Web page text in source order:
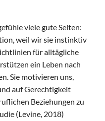
viele gute Seiten:
weil wir sie instinktiv
für alltägliche
ein Leben nach
Sie motivieren uns,
auf Gerechtigkeit
Beziehungen zu
(Levine, 2018)